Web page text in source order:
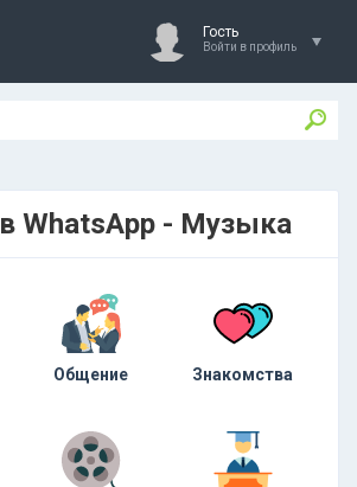
Гость
Войти в профиль
WhatsApp - Музыка
Общение Знакомства